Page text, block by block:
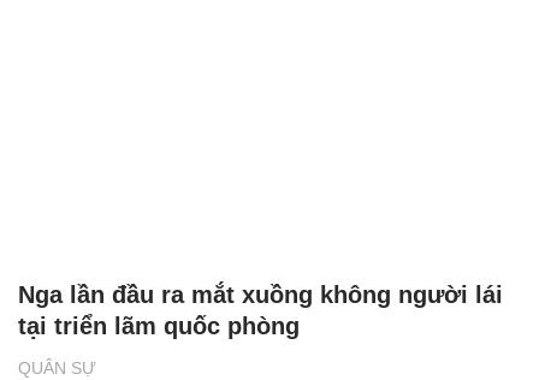
QUÂN SỰ
Nga lần đầu ra mắt xuồng không người lái
tại triển lãm quốc phòng